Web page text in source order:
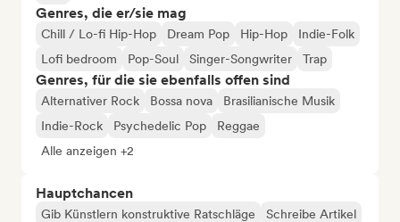
Genres, die er/sie mag
Chill / Lo-fi Hip-Hop Dream Pop Hip-Hop
Indie-Folk
Lofi bedroom
Pop-Soul Singer-Songwriter Trap
Genres, für die sie ebenfalls offen sind
Alternativer Rock Bossa nova
Brasilianische Musik
Indie-Rock
Psychedelic Pop
Reggae
Alle anzeigen +2
Hauptchancen
Gib Künstlern konstruktive Ratschläge
Schreibe Artikel